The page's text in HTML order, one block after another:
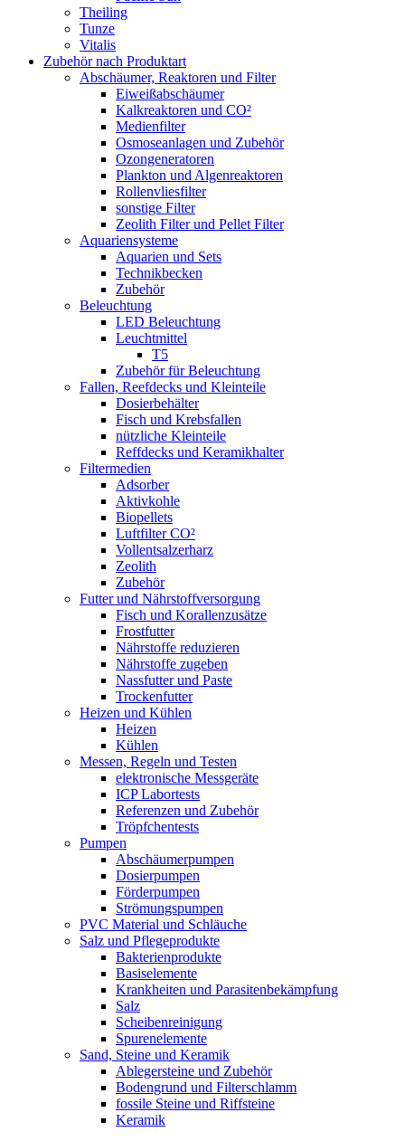
Theiling
Tunze
Vitalis
Zubehör nach Produktart
Abschäumer, Reaktoren und Filter
Eiweißabschäumer
Kalkreaktoren und CO²
Medienfilter
Osmoseanlagen und Zubehör
Ozongeneratoren
Plankton und Algenreaktoren
Rollenvliesfilter
sonstige Filter
Zeolith Filter und Pellet Filter
Aquariensysteme
Aquarien und Sets
Technikbecken
Zubehör
Beleuchtung
LED Beleuchtung
Leuchtmittel
T5
Zubehör für Beleuchtung
Fallen, Reefdecks und Kleinteile
Dosierbehälter
Fisch und Krebsfallen
nützliche Kleinteile
Reffdecks und Keramikhalter
Filtermedien
Adsorber
Aktivkohle
Biopellets
Luftfilter CO²
Vollentsalzerharz
Zeolith
Zubehör
Futter und Nährstoffversorgung
Fisch und Korallenzusätze
Frostfutter
Nährstoffe reduzieren
Nährstoffe zugeben
Nassfutter und Paste
Trockenfutter
Heizen und Kühlen
Heizen
Kühlen
Messen, Regeln und Testen
elektronische Messgeräte
ICP Labortests
Referenzen und Zubehör
Tröpfchentests
Pumpen
Abschäumerpumpen
Dosierpumpen
Förderpumpen
Strömungspumpen
PVC Material und Schläuche
Salz und Pflegeprodukte
Bakterienprodukte
Basiselemente
Krankheiten und Parasitenbekämpfung
Salz
Scheibenreinigung
Spurenelemente
Sand, Steine und Keramik
Ablegersteine und Zubehör
Bodengrund und Filterschlamm
fossile Steine und Riffsteine
Keramik